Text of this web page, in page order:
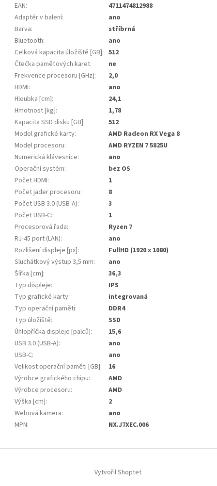
EAN:
4711474812988
Adaptér v balení:
ano
Barva:
stříbrná
Bluetooth:
ano
Celková kapacita úložiště [GB]: 512
Čtečka paměťových karet:
ne
Frekvence procesoru [GHz]:
2,0
HDMI:
ano
Hloubka [cm]:
24,1
Hmotnost [kg]:
1,78
Kapacita SSD disku [GB]:
512
Model grafické karty:
AMD Radeon RX Vega 8
Model procesoru:
AMD RYZEN 7 5825U
Numerická klávesnice:
ano
Operační systém:
bez OS
Počet HDMI:
1
Počet jader procesoru:
8
Počet USB 3.0 (USB-A):
3
Počet USB-C:
1
Procesorová řada:
Ryzen 7
RJ-45 port (LAN):
ano
Rozlišení displeje [px]:
FullHD (1920 x 1080)
Sluchátkový výstup 3,5 mm:
ano
Šířka [cm]:
36,3
Typ displeje:
IPS
Typ grafické karty:
integrovaná
Typ operační paměti:
DDR4
Typ úložiště:
SSD
Úhlopříčka displeje [palců]:
15,6
USB 3.0 (USB-A):
ano
USB-C:
ano
Velikost operační paměti [GB]:
16
Výrobce grafického chipu:
AMD
Výrobce procesoru:
AMD
Výška [cm]:
2
Webová kamera:
ano
MPN: NX.J7XEC.006
Vytvořil Shoptet